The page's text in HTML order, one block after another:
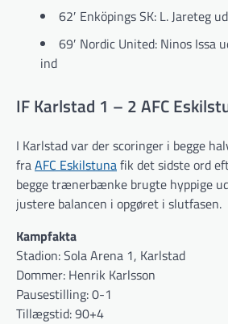
62′ Enköpings SK: L. Jareteg
69′ Nordic United: Ninos Issa
ind
IF Karlstad 1 – 2 AFC
I Karlstad var der scoringer i begge
fraAFC Eskilstunafik det sidste ord
begge trænerbænke brugte hyppige
justere balancen i opgøret i slutfasen.
Kampfakta
Stadion: Sola Arena 1, Karlstad
Dommer: Henrik Karlsson
Pausestilling: 0-1
Tillægstid: 90+4